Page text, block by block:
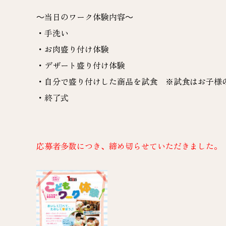
～当日のワーク体験内容～
・手洗い
・お肉盛り付け体験
・デザート盛り付け体験
・自分で盛り付けした商品を試食 ※試食はお子様
・終了式
応募者多数につき、締め切らせていただきました。